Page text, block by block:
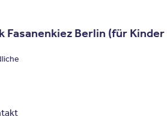
Fasanenkiez Berlin (für Kinder